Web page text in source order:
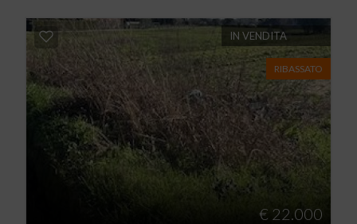
IN VENDITA
RIBASSATO
€ 22.000